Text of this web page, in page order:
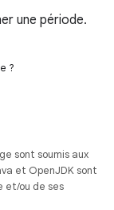
une période.
?
sont soumis aux
et OpenJDK sont
et/ou de ses